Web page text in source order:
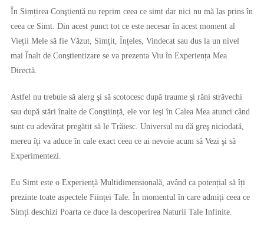
În Simțirea Conştientă nu reprim ceea ce simt dar nici nu mă las prins în
ceea ce Simt. Din acest punct tot ce este necesar în acest moment al
Vieții Mele să fie Văzut, Simțit, Înțeles, Vindecat sau dus la un nivel
mai Înalt de Conştientizare se va prezenta Viu în Experiența Mea
Directă.
Astfel nu trebuie să alerg şi să scotocesc după traume şi răni străvechi
sau după stări înalte de Conştiință, ele vor ieşi în Calea Mea atunci când
sunt cu adevărat pregătit să le Trăiesc. Universul nu dă greş niciodată,
mereu îți va aduce în cale exact ceea ce ai nevoie acum să Vezi şi să
Experimentezi.
Eu Simt este o Experiență Multidimensională, având ca potențial să îți
prezinte toate aspectele Ființei Tale. În momentul în care admiți ceea ce
Simți deschizi Poarta ce duce la descoperirea Naturii Tale Infinite.